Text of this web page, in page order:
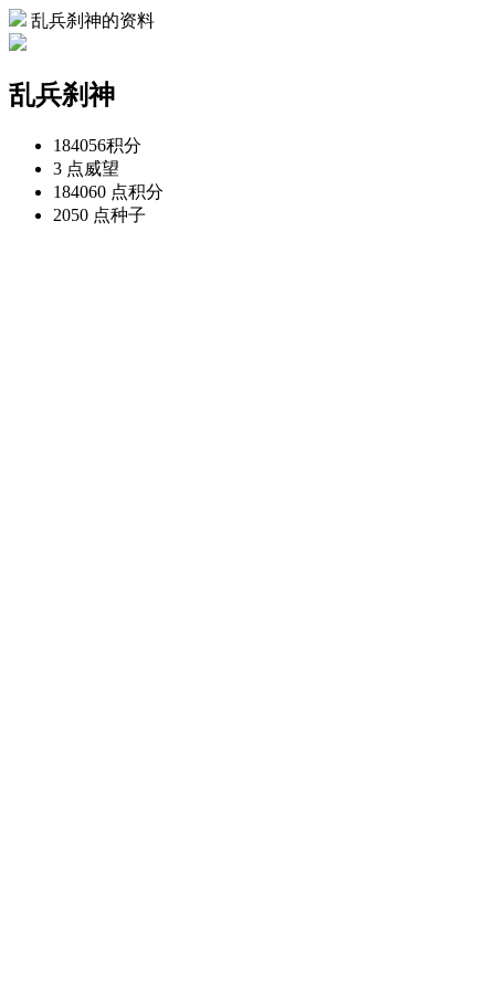
乱兵刹神的资料
乱兵刹神
184056积分
3 点威望
184060 点积分
2050 点种子